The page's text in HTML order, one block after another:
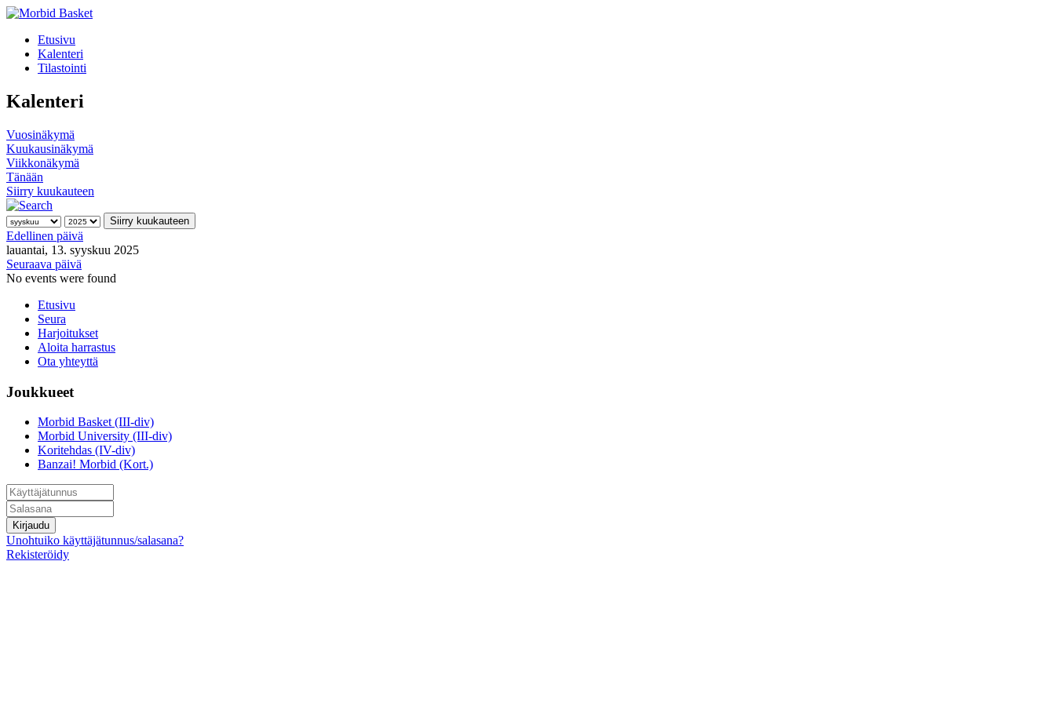
Etusivu
Kalenteri
Tilastointi
Kalenteri
Vuosinäkymä
Kuukausinäkymä
Viikkonäkymä
Tänään
Siirry kuukauteen
Siirry kuukauteen
Edellinen päivä
lauantai, 13. syyskuu 2025
Seuraava päivä
No events were found
Etusivu
Seura
Harjoitukset
Aloita harrastus
Ota yhteyttä
Joukkueet
Morbid Basket (III-div)
Morbid University (III-div)
Koritehdas (IV-div)
Banzai! Morbid (Kort.)
Kirjaudu
Unohtuiko käyttäjätunnus/salasana?
Rekisteröidy